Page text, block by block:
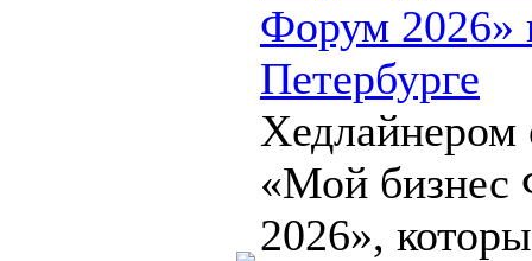
Форум 2026»
Петербурге
Хедлайнером
«Мой бизнес
2026»,